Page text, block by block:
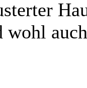
wohl